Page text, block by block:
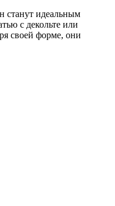
станут идеальным
с декольте или
своей форме, они